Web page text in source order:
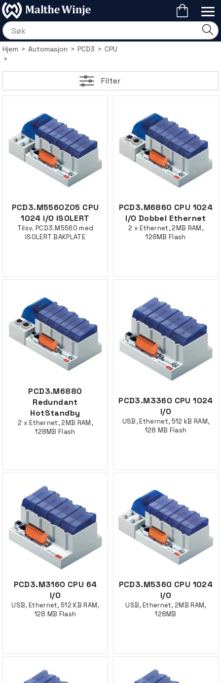
Hjem>Automasjon>PCD3>CPU
>
Filter
PCD3.M5560Z05 CPU
1024 I/O ISOLERT
Tilsv. PCD3.M5560 med
ISOLERT BAKPLATE
PCD3.M6860 CPU 1024
I/O Dobbel Ethernet
2 x Ethernet, 2MB RAM,
128MB Flash
PCD3.M6880
Redundant
HotStandby
2 x Ethernet, 2MB RAM,
128MB Flash
PCD3.M3360 CPU 1024
I/O
USB, Ethernet, 512 kB RAM,
128 MB Flash
PCD3.M3160 CPU 64
I/O
USB, Ethernet, 512 KB RAM,
128 MB Flash
PCD3.M5360 CPU 1024
I/O
USB, Ethernet, 2MB RAM,
128MB